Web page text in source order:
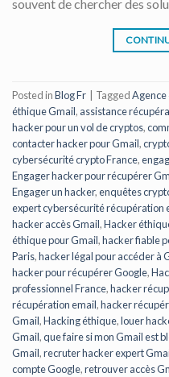
souvent de chercher des
Posted inBlog Fr TaggedAgence
éthique Gmail, assistance
hacker pour un vol de cryptos,
contacter hacker pour Gmail,
cybersécurité crypto France,
Engager hacker pour récupérer
Engager un hacker,enquêtes
expert cybersécurité récupération
hacker accès Gmail,Hacker
éthique pour Gmail,hacker fiable
Paris,hacker légal pour accéder à
hacker pour récupérer Google,
professionnel France,hacker
récupération email,hacker
Gmail,Hacking éthique,louer
Gmail,que faire si mon Gmail est
Gmail,recruter hacker expert
compte Google,retrouver accès